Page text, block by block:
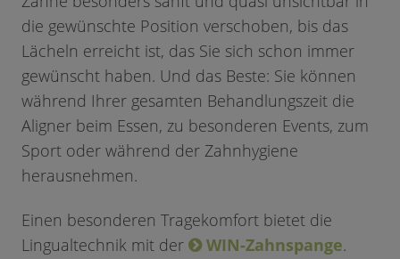
die gewünschte Position verschoben, bis das
Lächeln erreicht ist, das Sie sich schon immer
gewünscht haben. Und das Beste: Sie können
während Ihrer gesamten Behandlungszeit die
Aligner beim Essen, zu besonderen Events, zum
Sport oder während der Zahnhygiene
herausnehmen.
Einen besonderen Tragekomfort bietet die
Lingualtechnik mit der
WIN-Zahnspange.